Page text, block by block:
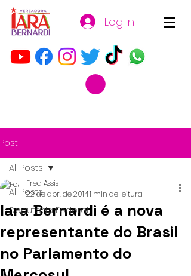
Log In
Post
All Posts
Deputada Federal
All Posts
Iara Bernardi é a nova
representante do Brasil
no Parlamento do
Fred Assis
22 de abr. de 20141 min de leitura